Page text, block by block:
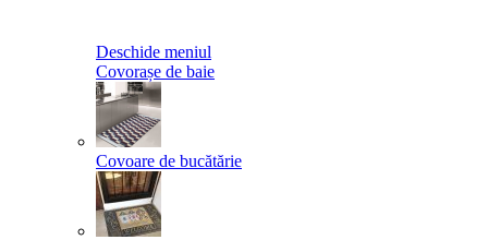
Deschide meniul
Covorașe de baie
Covoare de bucătărie